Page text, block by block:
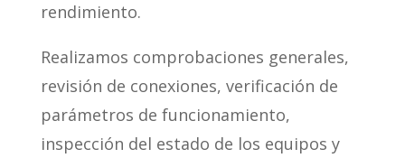
rendimiento.
Realizamos comprobaciones generales,
revisión de conexiones, verificación de
parámetros de funcionamiento,
inspección del estado de los equipos y